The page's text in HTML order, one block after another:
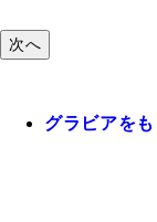
次へ
グラビアを